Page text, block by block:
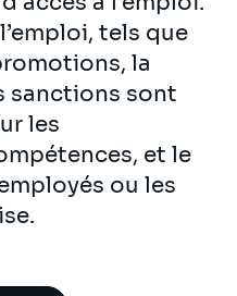
tels que
la
sanctions sont
les
et le
ou les